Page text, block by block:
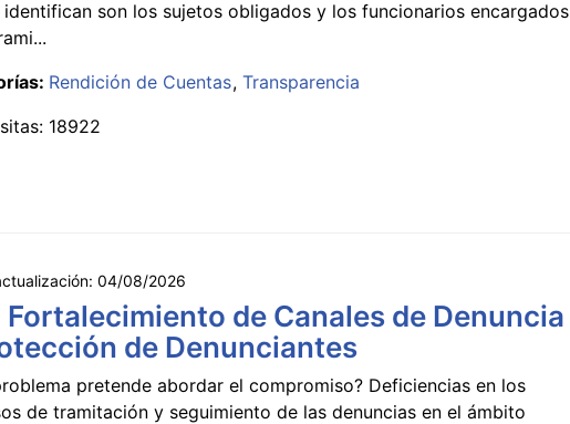
identifican son los sujetos obligados y los funcionarios encargados
Rendición de Cuentas Transparencia
18922
04/08/2026
de Canales de Denuncia
de Denunciantes
pretende abordar el compromiso? Deficiencias en los
de tramitación y seguimiento de las denuncias en el ámbito